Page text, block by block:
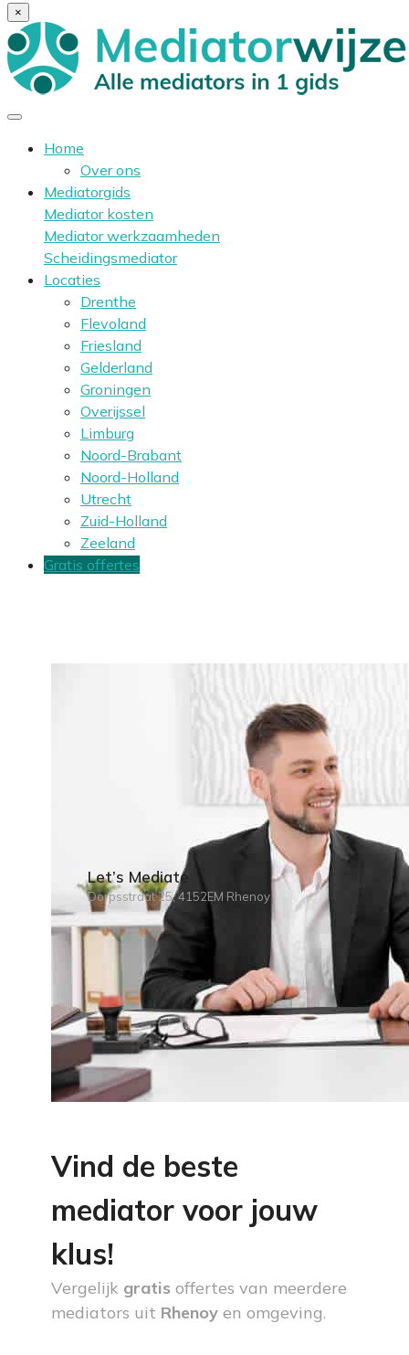
×
Home
Over ons
Mediatorgids
Mediator kosten
Mediator werkzaamheden
Scheidingsmediator
Locaties
Drenthe
Flevoland
Friesland
Gelderland
Groningen
Overijssel
Limburg
Noord-Brabant
Noord-Holland
Utrecht
Zuid-Holland
Zeeland
Gratis offertes
Let’s Mediate
Dorpsstraat 25, 4152EM Rhenoy
Vind de beste
mediator voor jouw
klus!
Vergelijk gratis offertes van meerdere
mediators uit Rhenoy en omgeving.